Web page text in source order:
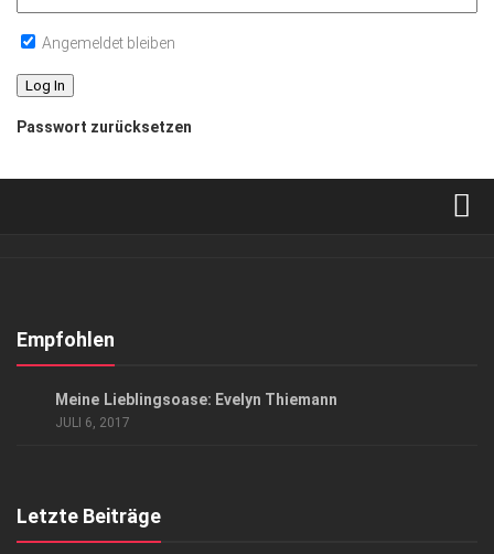
Angemeldet bleiben
Passwort zurücksetzen
Kontakt, Impressum
Empfohlen
Meine Lieblingsoase: Evelyn Thiemann
JULI 6, 2017
Letzte Beiträge